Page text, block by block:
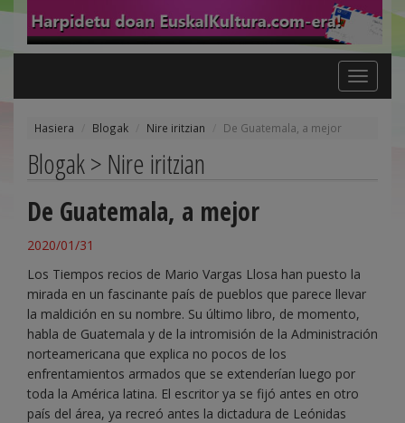
Toggle
navigation
Hasiera Blogak Nire iritzian De Guatemala, a mejor
Blogak > Nire iritzian
De Guatemala, a mejor
2020/01/31
Los Tiempos recios de Mario Vargas Llosa han puesto la
mirada en un fascinante país de pueblos que parece llevar
la maldición en su nombre. Su último libro, de momento,
habla de Guatemala y de la intromisión de la Administración
norteamericana que explica no pocos de los
enfrentamientos armados que se extenderían luego por
toda la América latina. El escritor ya se fijó antes en otro
país del área, ya recreó antes la dictadura de Leónidas